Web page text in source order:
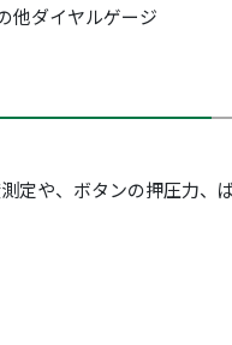
他ダイヤルゲージ
定や、ボタンの押圧力、